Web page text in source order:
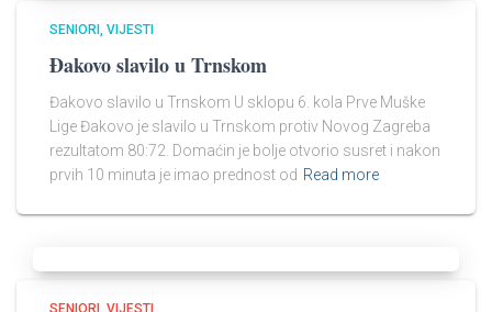
SENIORI VIJESTI
Đakovo slavilo u Trnskom
Đakovo slavilo u Trnskom U sklopu 6. kola Prve Muške
Lige Đakovo je slavilo u Trnskom protiv Novog Zagreba
rezultatom 80:72. Domaćin je bolje otvorio susret i nakon
prvih 10 minuta je imao prednost od Read more
SENIORI VIJESTI